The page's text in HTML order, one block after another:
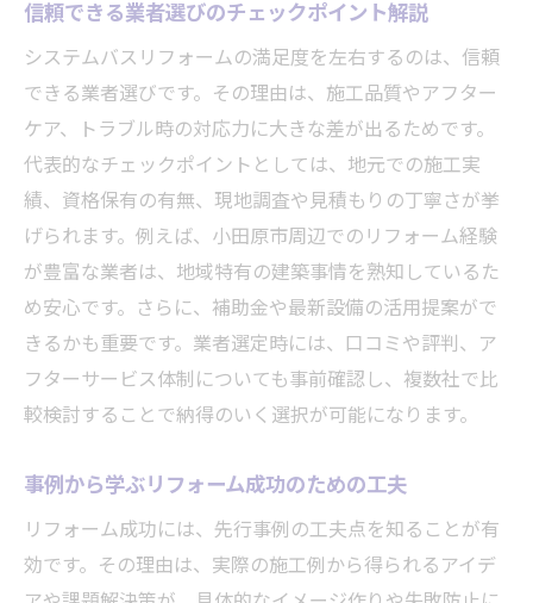
信頼できる業者選びのチェックポイント解説
システムバスリフォームの満足度を左右するのは、信頼
できる業者選びです。その理由は、施工品質やアフター
ケア、トラブル時の対応力に大きな差が出るためです。
代表的なチェックポイントとしては、地元での施工実
績、資格保有の有無、現地調査や見積もりの丁寧さが挙
げられます。例えば、小田原市周辺でのリフォーム経験
が豊富な業者は、地域特有の建築事情を熟知しているた
め安心です。さらに、補助金や最新設備の活用提案がで
きるかも重要です。業者選定時には、口コミや評判、ア
フターサービス体制についても事前確認し、複数社で比
較検討することで納得のいく選択が可能になります。
事例から学ぶリフォーム成功のための工夫
リフォーム成功には、先行事例の工夫点を知ることが有
効です。その理由は、実際の施工例から得られるアイデ